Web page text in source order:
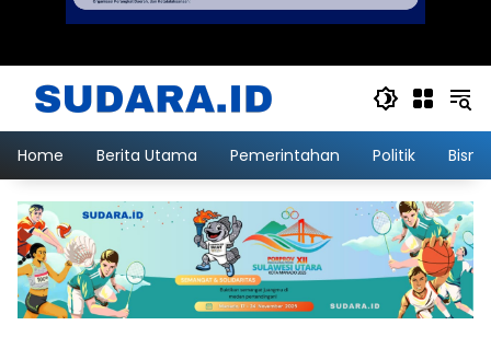
Home Berita Utama Pemerintahan Politik